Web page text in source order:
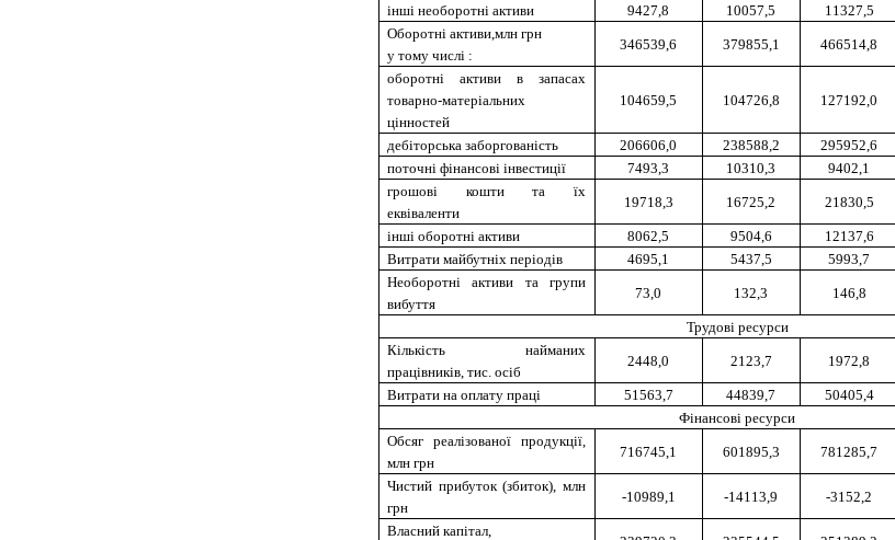
інші необоротні активи 9427,8 10057,5 11327,5
Оборотні активи,млн грн
у тому числі :
346539,6 379855,1 466514,8
оборотні активи в запасах
товарно-матеріальних
цінностей
104659,5 104726,8 127192,0
дебіторська заборгованість 206606,0 238588,2 295952,6
поточні фінансові інвестиції
7493,3 10310,3 9402,1
грошові кошти та їх
еквіваленти
19718,3 16725,2 21830,5
інші оборотні активи 8062,5 9504,6 12137,6
Витрати майбутніх періодів
4695,1 5437,5 5993,7
Необоротні активи та групи
вибуття
73,0 132,3 146,8
Трудові ресурси
Кількість найманих
працівників, тис. осіб
2448,0 2123,7 1972,8
Витрати на оплату праці 51563,7 44839,7 50405,4
Фінансові ресурси
Обсяг реалізованої продукції,
млн грн
716745,1 601895,3 781285,7
Чистий прибуток (збиток), млн
грн
-10989,1 -14113,9 -3152,2
Власний капітал,